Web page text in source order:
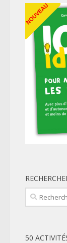
Rechercher :
50